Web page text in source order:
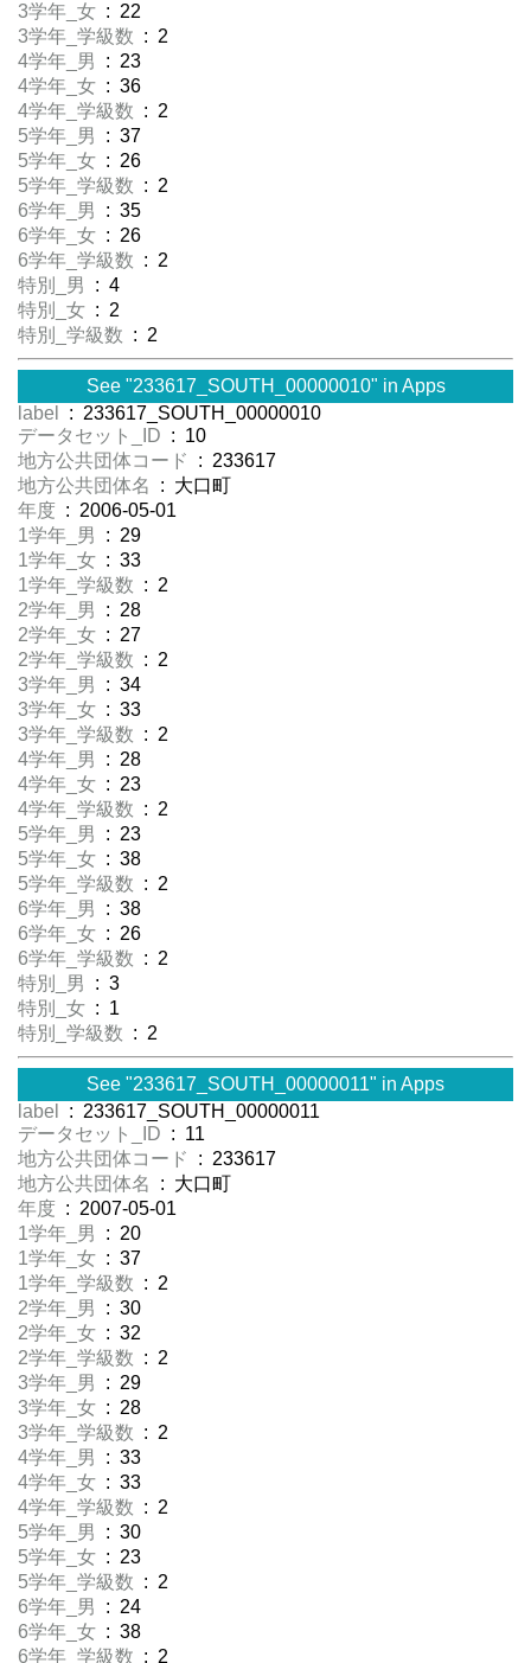
3学年_女 : 22
3学年_学級数 : 2
4学年_男
: 23
4学年_女 : 36
4学年_学級数 : 2
5学年_男
: 37
5学年_女 : 26
5学年_学級数 : 2
6学年_男
: 35
6学年_女 : 26
6学年_学級数 : 2
特別_男
: 4
特別_女 : 2
特別_学級数 : 2
See "233617_SOUTH_00000010" in Apps
label
: 233617_SOUTH_00000010
データセット_ID : 10
地方公共団体コード
: 233617
地方公共団体名
: 大口町
年度 : 2006-05-01
1学年_男
: 29
1学年_女 : 33
1学年_学級数 : 2
2学年_男
: 28
2学年_女 : 27
2学年_学級数 : 2
3学年_男
: 34
3学年_女 : 33
3学年_学級数 : 2
4学年_男
: 28
4学年_女 : 23
4学年_学級数 : 2
5学年_男
: 23
5学年_女 : 38
5学年_学級数 : 2
6学年_男
: 38
6学年_女 : 26
6学年_学級数 : 2
特別_男
: 3
特別_女 : 1
特別_学級数 : 2
See "233617_SOUTH_00000011" in Apps
label
: 233617_SOUTH_00000011
データセット_ID : 11
地方公共団体コード
: 233617
地方公共団体名
: 大口町
年度 : 2007-05-01
1学年_男
: 20
1学年_女 : 37
1学年_学級数 : 2
2学年_男
: 30
2学年_女 : 32
2学年_学級数 : 2
3学年_男
: 29
3学年_女 : 28
3学年_学級数 : 2
4学年_男
: 33
4学年_女 : 33
4学年_学級数 : 2
5学年_男
: 30
5学年_女 : 23
5学年_学級数 : 2
6学年_男
: 24
6学年_女 : 38
6学年_学級数 : 2